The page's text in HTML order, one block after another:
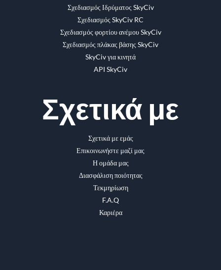
Σχεδιασμός Ιδρύματος SkyCiv
Σχεδιασμός SkyCiv RC
Σχεδιασμός φορτίου ανέμου SkyCiv
Σχεδιασμός πλάκας βάσης SkyCiv
SkyCiv για κινητά
API SkyCiv
Σχετικά με
Σχετικά με εμάς
Επικοινωνήστε μαζί μας
Η ομάδα μας
Διασφάλιση ποιότητας
Τεκμηρίωση
F.A.Q
Καριέρα